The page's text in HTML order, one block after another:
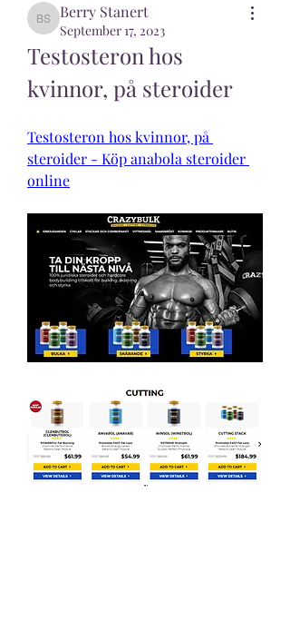
Berry Stanert
Berry Stanert
September 17, 2023
Testosteron hos
kvinnor, på steroider
Testosteron hos kvinnor, på
steroider - Köp anabola steroider
online